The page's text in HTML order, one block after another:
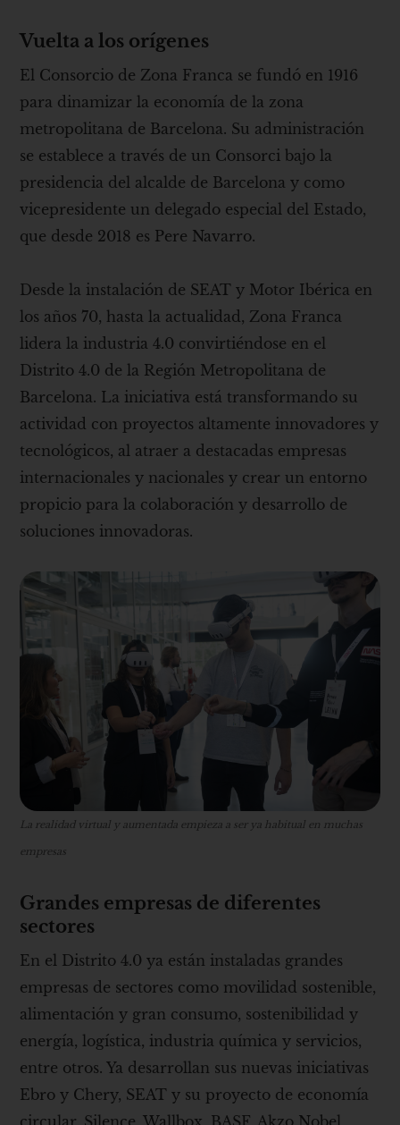
Vuelta a los orígenes
El Consorcio de Zona Franca se fundó en 1916
para dinamizar la economía de la zona
metropolitana de Barcelona. Su administración
se establece a través de un Consorci bajo la
presidencia del alcalde de Barcelona y como
vicepresidente un delegado especial del Estado,
que desde 2018 es Pere Navarro.
Desde la instalación de SEAT y Motor Ibérica en
los años 70, hasta la actualidad, Zona Franca
lidera la industria 4.0 convirtiéndose en el
Distrito 4.0 de la Región Metropolitana de
Barcelona. La iniciativa está transformando su
actividad con proyectos altamente innovadores y
tecnológicos, al atraer a destacadas empresas
internacionales y nacionales y crear un entorno
propicio para la colaboración y desarrollo de
soluciones innovadoras.
La realidad virtual y aumentada empieza a ser ya habitual en muchas
empresas
Grandes empresas de diferentes
sectores
En el Distrito 4.0 ya están instaladas grandes
empresas de sectores como movilidad sostenible,
alimentación y gran consumo, sostenibilidad y
energía, logística, industria química y servicios,
entre otros. Ya desarrollan sus nuevas iniciativas
Ebro y Chery, SEAT y su proyecto de economía